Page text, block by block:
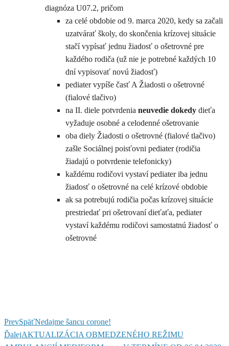
diagnóza U07.2, pričom
za celé obdobie od 9. marca 2020, kedy sa začali
uzatvárať školy, do skončenia krízovej situácie
stačí vypísať jednu žiadosť o ošetrovné pre
každého rodiča (už nie je potrebné každých 10
dní vypisovať novú žiadosť)
pediater vypíše časť A Žiadosti o ošetrovné
(fialové tlačivo)
na II. diele potvrdenia neuvedie dokedy dieťa
vyžaduje osobné a celodenné ošetrovanie
oba diely Žiadosti o ošetrovné (fialové tlačivo)
zašle Sociálnej poisťovni pediater (rodičia
žiadajú o potvrdenie telefonicky)
každému rodičovi vystaví pediater iba jednu
žiadosť o ošetrovné na celé krízové obdobie
ak sa potrebujú rodičia počas krízovej situácie
prestriedať pri ošetrovaní dieťaťa, pediater
vystaví každému rodičovi samostatnú žiadosť o
ošetrovné
PrevSpäťNedajme šancu corone!
ĎalejAKTUALIZÁCIA OBMEDZENÉHO REŽIMU